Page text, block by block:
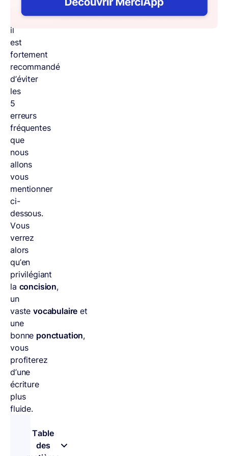
lire,
il
est
fortement
recommandé
d’éviter
les
5
erreurs
fréquentes
que
nous
allons
vous
mentionner
ci-
dessous.
Vous
verrez
alors
qu’en
privilégiant
la concision,
un
vastevocabulaire et
une
bonne ponctuation,
vous
profiterez
d’une
écriture
plus
fluide.
Table
des